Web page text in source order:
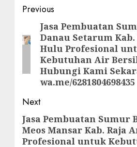
Post
navigation
Previous
Previous
post:
Jasa Pembuatan
Danau Setarum Kab.
Hulu Profesional
Kebutuhan Air
Hubungi Kami
wa.me/6281804698435
Next
Next
post:
Jasa Pembuatan Sumur
Meos Mansar Kab. Raja
Profesional untuk